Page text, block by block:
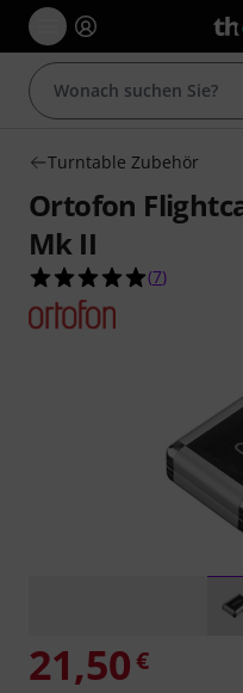
Turntable Zubehör
Ortofon
Mk II
5.0 von 5
(7)
21,50€